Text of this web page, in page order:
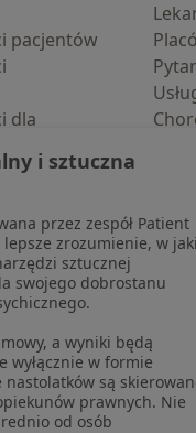
pacjentów
dla
i sztuczna
przez zespół Patient
zrozumienie, w jaki
sztucznej
swojego dobrostanu
a wyniki będą
wyłącznie w formie
są
prawnych. Nie
od osób